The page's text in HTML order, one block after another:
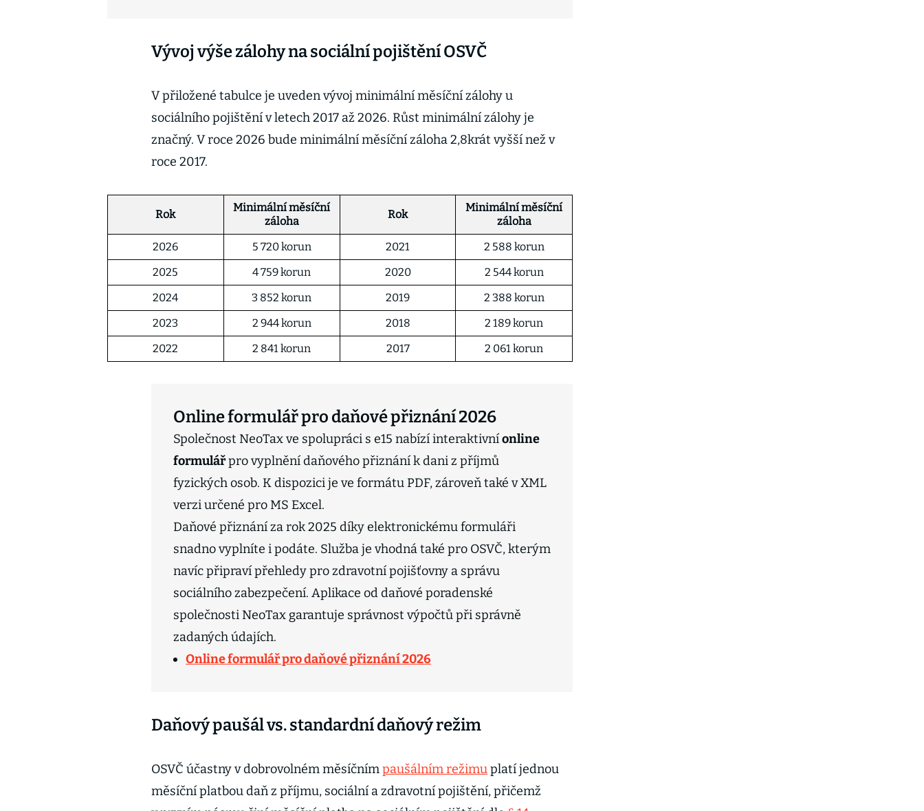
Vývoj výše zálohy na sociální pojištění OSVČ
V přiložené tabulce je uveden vývoj minimální měsíční zálohy u
sociálního pojištění v letech 2017 až 2026. Růst minimální zálohy je
značný. V roce 2026 bude minimální měsíční záloha 2,8krát vyšší než v
roce 2017.
Rok
Minimální měsíční
záloha
Rok
Minimální měsíční
záloha
2026
5 720 korun 2021
2 588 korun
2025
4 759 korun 2020
2 544 korun
2024
3 852 korun 2019
2 388 korun
2023
2 944 korun 2018
2 189 korun
2022
2 841 korun 2017 2 061 korun
Online formulář pro daňové přiznání 2026
Společnost NeoTax ve spolupráci s e15 nabízí interaktivníonline
formulářpro vyplnění daňového přiznání k dani z příjmů
fyzických osob. K dispozici je ve formátu PDF, zároveň také v XML
verzi určené pro MS Excel.
Daňové přiznání za rok 2025 díky elektronickému formuláři
snadno vyplníte i podáte. Služba je vhodná také pro OSVČ, kterým
navíc připraví přehledy pro zdravotní pojišťovny a správu
sociálního zabezpečení. Aplikace od daňové poradenské
společnosti NeoTax garantuje správnost výpočtů při správně
zadaných údajích.
Online formulář pro daňové přiznání 2026
Daňový paušál vs. standardní daňový režim
OSVČ účastny v dobrovolném měsíčnímpaušálním režimuplatí jednou
měsíční platbou daň z příjmu, sociální a zdravotní pojištění, přičemž